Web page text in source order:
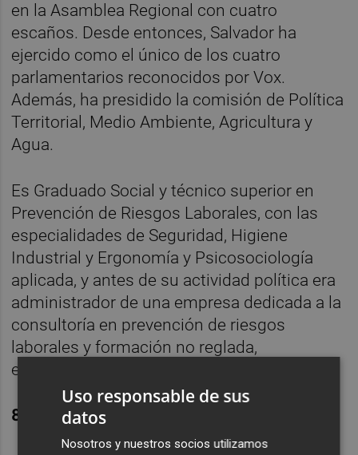
en la Asamblea Regional con cuatro
escaños. Desde entonces, Salvador ha
ejercido como el único de los cuatro
parlamentarios reconocidos por Vox.
Además, ha presidido la comisión de Política
Territorial, Medio Ambiente, Agricultura y
Agua.
Es Graduado Social y técnico superior en
Prevención de Riesgos Laborales, con las
especialidades de Seguridad, Higiene
Industrial y Ergonomía y Psicosociología
aplicada, y antes de su actividad política era
administrador de una empresa dedicada a la
consultoría en prevención de riesgos
laborales y formación no reglada,
especializada en el ámbito agrícola.
8. María Eugenia Sánchez
Uso responsable de sus
datos
Nosotros y nuestros socios utilizamos